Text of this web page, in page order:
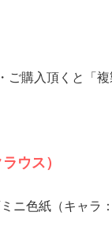
購入頂くと「
ウス）
色紙（キャラ